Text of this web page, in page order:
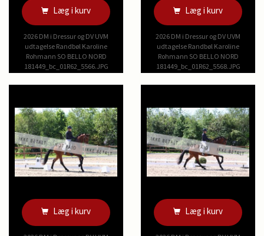
Læg i kurv
2026 DM i Dressur og DV UVM
udtagelse Randbøl Karoline
Rohmann SO BELLO NORD
181449_bc_01R62_5566.JPG
Læg i kurv
2026 DM i Dressur og DV UVM
udtagelse Randbøl Karoline
Rohmann SO BELLO NORD
181449_bc_01R62_5568.JPG
Læg i kurv Læg i kurv